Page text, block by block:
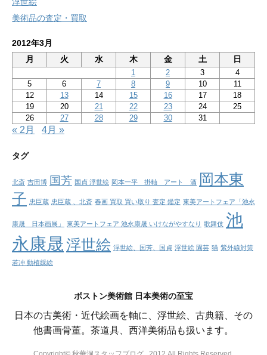
美術品の査定・買取
2012年3月
月
火 水 木 金 土 日
1 2 3
4
5
6 7 8 9 10
11
12
13 14 15 16 17
18
19
20 21 22 23 24
25
26
27 28 29 30 31
« 2月 4月 »
タグ
北斎 吉田博 国芳 国貞 浮世絵 岡本一平 掛軸 アート 酒
岡本東
子 忠臣蔵 忠臣蔵 、北斎 春画 買取 買い取り 査定 鑑定 東美アートフェア「池永
康晟 日本画展」 東美アートフェア 池永康晟 いけながやすなり 歌舞伎 池
永康晟浮世絵 浮世絵、国芳、国貞 浮世絵 園芸 猫 紫外線対策
若冲 動植綵絵
ボストン美術館 日本美術の至宝
日本の古美術・近代絵画を軸に、浮世絵、古典籍、その
他書画骨董。茶道具、西洋美術品も扱います。